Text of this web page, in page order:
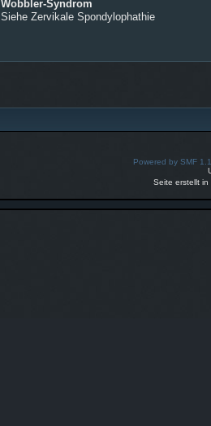
Wobbler-Syndrom
Siehe Zervikale Spondylophathie
Powered by SMF
Seite erstellt